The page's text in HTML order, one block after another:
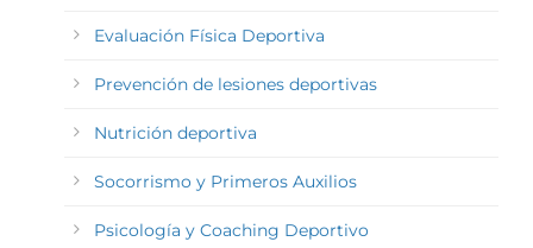
Evaluación Física Deportiva
Prevención de lesiones deportivas
Nutrición deportiva
Socorrismo y Primeros Auxilios
Psicología y Coaching Deportivo